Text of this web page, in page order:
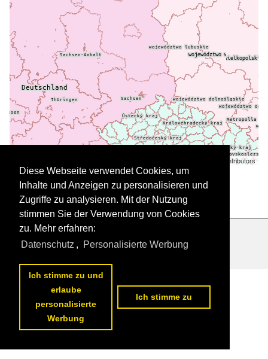
contributors
Daten werden geladen
Datenschutzerklärung |Impressum| Kontakt
Diese Webseite verwendet Cookies, um
Inhalte und Anzeigen zu personalisieren und
Zugriffe zu analysieren. Mit der Nutzung
stimmen Sie der Verwendung von Cookies
zu. Mehr erfahren:
Datenschutz , Personalisierte Werbung
Ich stimme zu und
erlaube
personalisierte
Werbung
Ich stimme zu